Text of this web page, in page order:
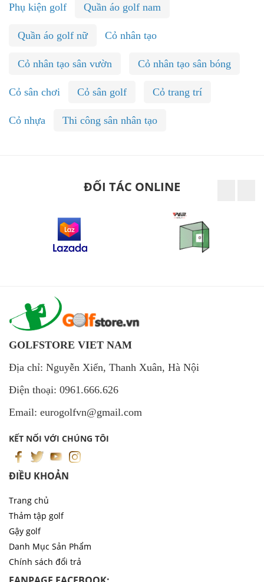
Phụ kiện golf Quần áo golf nam
Quần áo golf nữ Cỏ nhân tạo
Cỏ nhân tạo sân vườn Cỏ nhân tạo sân bóng
Cỏ sân chơi Cỏ sân golf Cỏ trang trí
Cỏ nhựa Thi công sân nhân tạo
ĐỐI TÁC ONLINE
GOLFSTORE VIET NAM
Địa chỉ: Nguyễn Xiển, Thanh Xuân, Hà Nội
Điện thoại: 0961.666.626
Email: eurogolfvn@gmail.com
KẾT NỐI VỚI CHÚNG TÔI
ĐIỀU KHOẢN
Trang chủ
Thảm tập golf
Gậy golf
Danh Mục Sản Phẩm
Chính sách đổi trả